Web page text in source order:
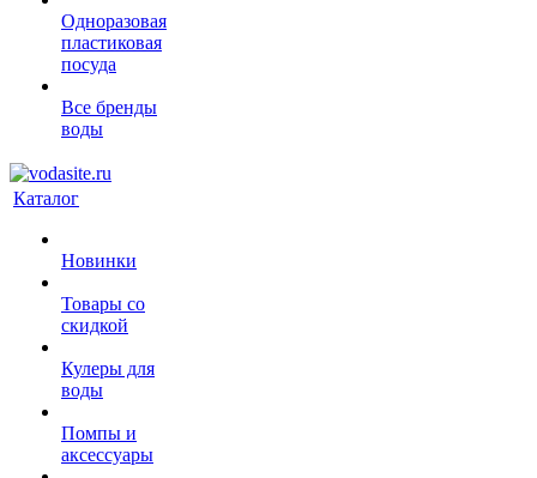
Одноразовая
пластиковая
посуда
Все бренды
воды
Каталог
Новинки
Товары со
скидкой
Кулеры для
воды
Помпы и
аксессуары